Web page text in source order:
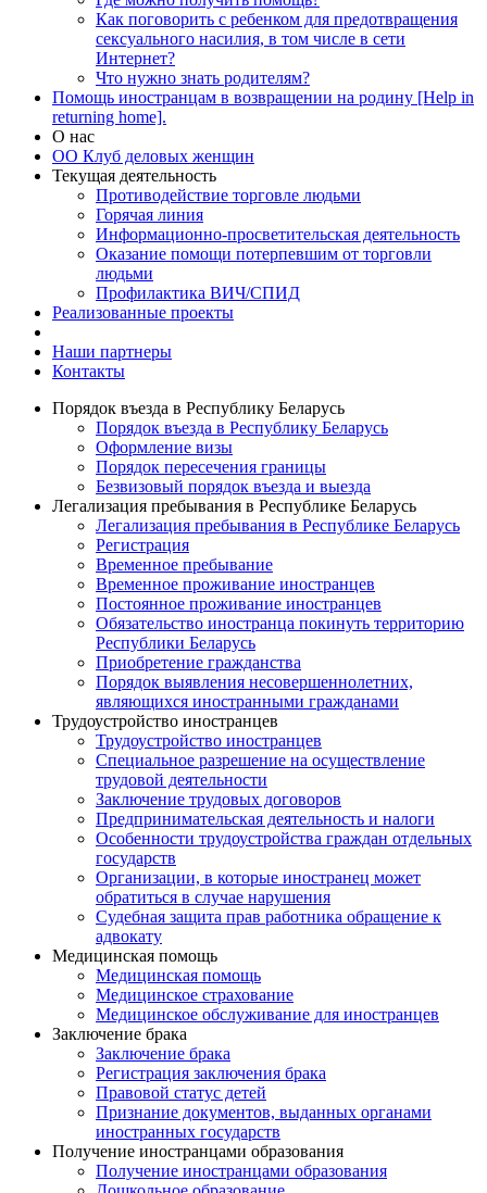
Как поговорить с ребенком для предотвращения
сексуального насилия, в том числе в сети
Интернет?
Что нужно знать родителям?
Помощь иностранцам в возвращении на родину [Help in
returning home].
О нас
ОО Клуб деловых женщин
Текущая деятельность
Противодействие торговле людьми
Горячая линия
Информационно-просветительская деятельность
Оказание помощи потерпевшим от торговли
людьми
Профилактика ВИЧ/СПИД
Реализованные проекты
Наши партнеры
Контакты
Порядок въезда в Республику Беларусь
Порядок въезда в Республику Беларусь
Оформление визы
Порядок пересечения границы
Безвизовый порядок въезда и выезда
Легализация пребывания в Республике Беларусь
Легализация пребывания в Республике Беларусь
Регистрация
Временное пребывание
Временное проживание иностранцев
Постоянное проживание иностранцев
Обязательство иностранца покинуть территорию
Республики Беларусь
Приобретение гражданства
Порядок выявления несовершеннолетних,
являющихся иностранными гражданами
Трудоустройство иностранцев
Трудоустройство иностранцев
Специальное разрешение на осуществление
трудовой деятельности
Заключение трудовых договоров
Предпринимательская деятельность и налоги
Особенности трудоустройства граждан отдельных
государств
Организации, в которые иностранец может
обратиться в случае нарушения
Судебная защита прав работника обращение к
адвокату
Медицинская помощь
Медицинская помощь
Медицинское страхование
Медицинское обслуживание для иностранцев
Заключение брака
Заключение брака
Регистрация заключения брака
Правовой статус детей
Признание документов, выданных органами
иностранных государств
Получение иностранцами образования
Получение иностранцами образования